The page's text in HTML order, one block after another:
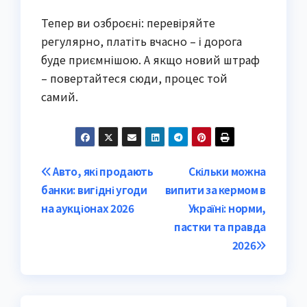
Тепер ви озброєні: перевіряйте
регулярно, платіть вчасно – і дорога
буде приємнішою. А якщо новий штраф
– повертайтеся сюди, процес той
самий.
Post
navigation
Скільки можна
випити за кермом в
Україні: норми,
пастки та правда
2026
Авто, які продають
банки: вигідні угоди
на аукціонах 2026